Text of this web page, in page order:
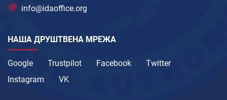
info@idaoffice.org
НАША ДРУШТВЕНА МРЕЖА
Google Trustpilot Facebook
Twitter
Instagram
VK